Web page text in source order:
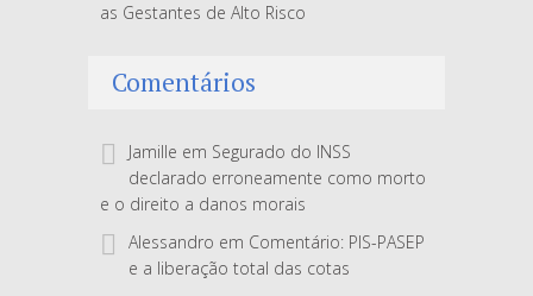
as Gestantes de Alto Risco
Comentários
Jamille em Segurado do INSS
declarado erroneamente como morto
e o direito a danos morais
Alessandro em Comentário: PIS-PASEP
e a liberação total das cotas